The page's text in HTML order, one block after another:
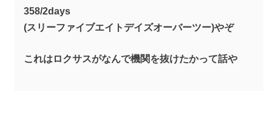
358/2days
(スリーファイブエイトデイズオーバーツー)やぞ
これはロクサスがなんで機関を抜けたかって話や